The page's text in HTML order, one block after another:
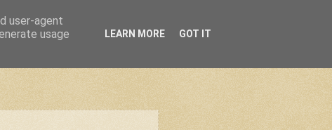
user-agent
usage
LEARN MORE GOT IT